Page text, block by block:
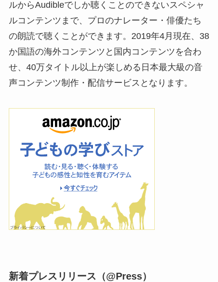
ルからAudibleでしか聴くことのできないスペシャ
ルコンテンツまで、プロのナレーター・俳優たち
の朗読で聴くことができます。2019年4月現在、38
か国語の海外コンテンツと国内コンテンツを合わ
せ、40万タイトル以上が楽しめる日本最大級の音
声コンテンツ制作・配信サービスとなります。
新着プレスリリース（@Press）